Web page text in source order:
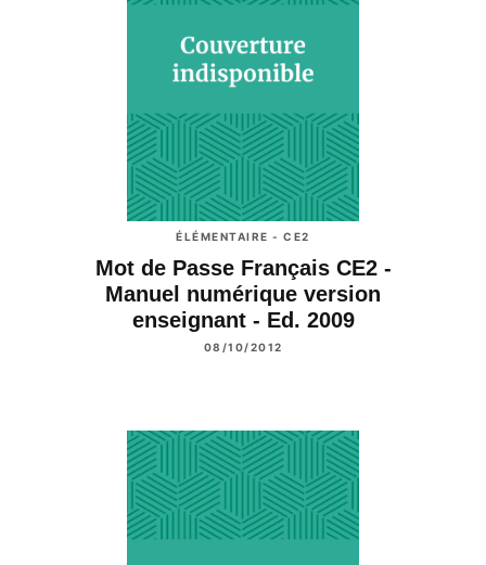
ÉLÉMENTAIRE - CE2
Mot de Passe Français CE2 -
Manuel numérique version
enseignant - Ed. 2009
08/10/2012